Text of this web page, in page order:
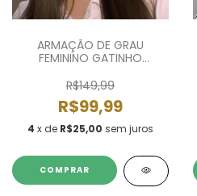
ARMAÇÃO DE GRAU
FEMININO GATINHO
R$149,99
R$99,99
4 x de R$25,00 sem juros
COMPRAR